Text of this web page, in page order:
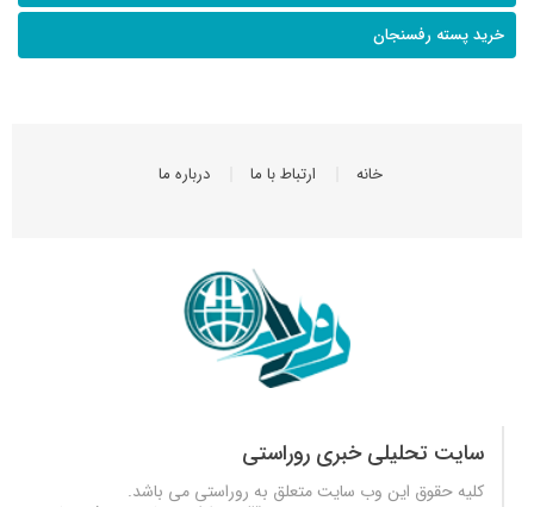
خرید پسته رفسنجان
خانه ارتباط با ما درباره ما
سایت تحلیلی خبری روراستی
کلیه حقوق این وب سایت متعلق به روراستی می باشد.